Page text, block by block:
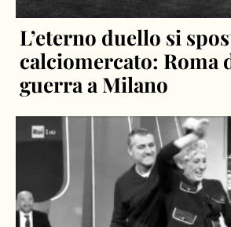
L’eterno duello si
calciomercato: Roma
guerra a Milano